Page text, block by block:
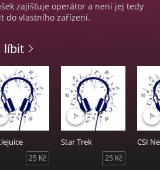
zajišťuje operátor a není jej tedy
do vlastního zařízení.
líbit
25 Kč
Star Trek
25 Kč
CSI